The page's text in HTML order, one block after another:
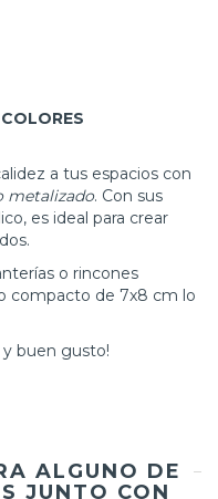
a tus espacios con
metalizado. Con sus
es ideal para crear
o rincones
compacto de 7x8 cm lo
buen gusto!
ALGUNO DE
JUNTO CON